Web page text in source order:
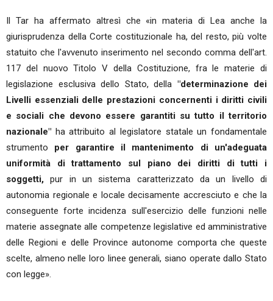
Il Tar ha affermato altresì che «in materia di Lea anche la
giurisprudenza della Corte costituzionale ha, del resto, più volte
statuito che l'avvenuto inserimento nel secondo comma dell'art.
117 del nuovo Titolo V della Costituzione, fra le materie di
legislazione esclusiva dello Stato, della "determinazione dei
Livelli essenziali delle prestazioni concernenti i diritti civili
e sociali che devono essere garantiti su tutto il territorio
nazionale" ha attribuito al legislatore statale un fondamentale
strumento per garantire il mantenimento di un'adeguata
uniformità di trattamento sul piano dei diritti di tutti i
soggetti, pur in un sistema caratterizzato da un livello di
autonomia regionale e locale decisamente accresciuto e che la
conseguente forte incidenza sull'esercizio delle funzioni nelle
materie assegnate alle competenze legislative ed amministrative
delle Regioni e delle Province autonome comporta che queste
scelte, almeno nelle loro linee generali, siano operate dallo Stato
con legge».